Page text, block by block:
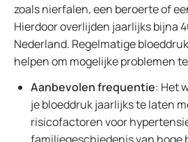
zoals nierfalen, een beroerte of
Hierdoor overlijden jaarlijks bijna
Nederland. Regelmatige
helpen om mogelijke problemen
Aanbevolen frequentie: Het
je bloeddruk jaarlijks te laten
risicofactoren voor